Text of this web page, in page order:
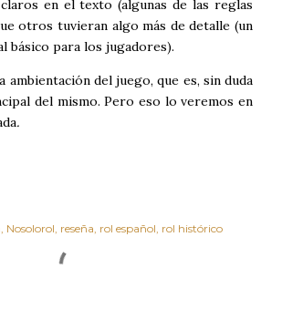
en el texto (algunas de las reglas
otros tuvieran algo más de detalle (un
básico para los jugadores).
ambientación del juego, que es, sin duda
del mismo. Pero eso lo veremos en
.
Nosolorol reseña rol español rol histórico